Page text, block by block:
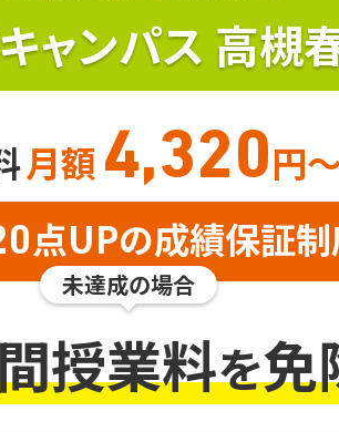
ャンパス 高槻
月額 4,320円
点UPの成績保証
未達成の場合
授業料を免